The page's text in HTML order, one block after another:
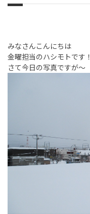
みなさんこんにちは
金曜担当のハシモトです！
さて今日の写真ですが～